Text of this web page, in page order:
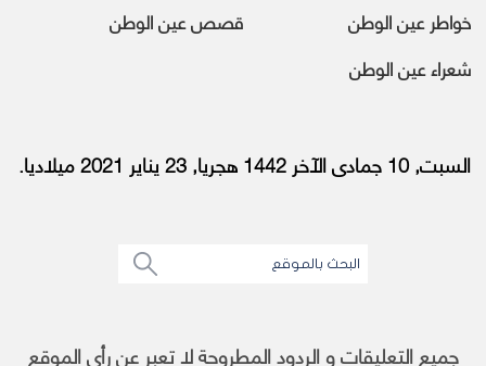
خواطر عين الوطن
قصص عين الوطن
شعراء عين الوطن
السبت, 10 جمادى الآخر 1442 هجريا, 23 يناير 2021 ميلاديا.
جميع التعليقات و الردود المطروحة لا تعبر عن رأى الموقع